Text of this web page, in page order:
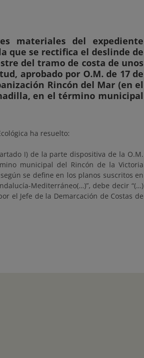
materiales del expediente
que se rectifica el deslinde de
del tramo de costa de unos
aprobado por O.M. de 17 de
Rincón del Mar (en el
en el término municipal
ha resuelto:
I) de la parte dispositiva de la O.M.
municipal del Rincón de la Victoria
se define en los planos suscritos en
Mediterráneo(…)”, debe decir “(…)
el Jefe de la Demarcación de Costas de